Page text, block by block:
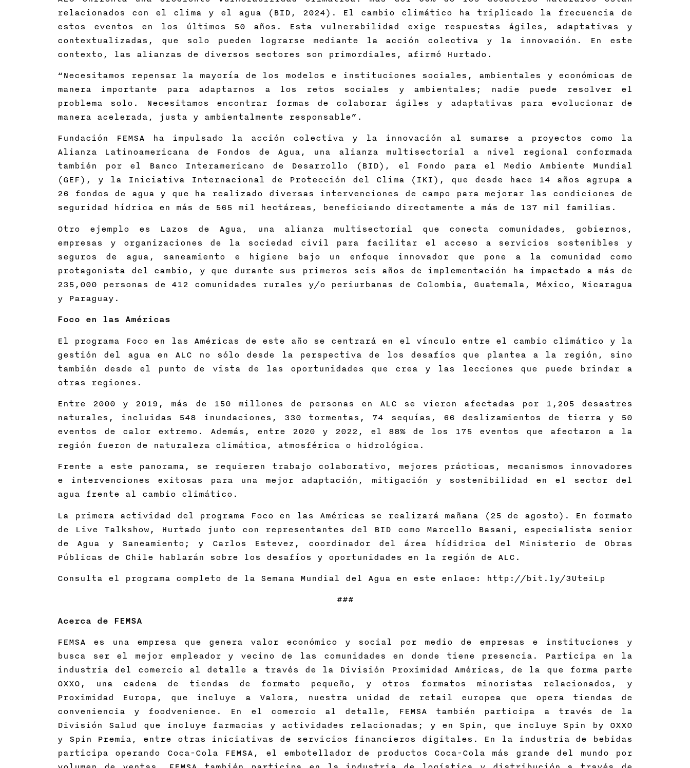
relacionados con el clima y el agua (BID, 2024). El cambio climático ha triplicado la frecuencia de
estos eventos en los últimos 50 años. Esta vulnerabilidad exige respuestas ágiles, adaptativas y
contextualizadas, que solo pueden lograrse mediante la acción colectiva y la innovación. En este
contexto, las alianzas de diversos sectores son primordiales, afirmó Hurtado.
“Necesitamos repensar la mayoría de los modelos e instituciones sociales, ambientales y económicas de
manera importante para adaptarnos a los retos sociales y ambientales; nadie puede resolver el
problema solo. Necesitamos encontrar formas de colaborar ágiles y adaptativas para evolucionar de
manera acelerada, justa y ambientalmente responsable”.
Fundación FEMSA ha impulsado la acción colectiva y la innovación al sumarse a proyectos como la
Alianza Latinoamericana de Fondos de Agua, una alianza multisectorial a nivel regional conformada
también por el Banco Interamericano de Desarrollo (BID), el Fondo para el Medio Ambiente Mundial
(GEF), y la Iniciativa Internacional de Protección del Clima (IKI), que desde hace 14 años agrupa a
26 fondos de agua y que ha realizado diversas intervenciones de campo para mejorar las condiciones de
seguridad hídrica en más de 565 mil hectáreas, beneficiando directamente a más de 137 mil familias.
Otro ejemplo es Lazos de Agua, una alianza multisectorial que conecta comunidades, gobiernos,
empresas y organizaciones de la sociedad civil para facilitar el acceso a servicios sostenibles y
seguros de agua, saneamiento e higiene bajo un enfoque innovador que pone a la comunidad como
protagonista del cambio, y que durante sus primeros seis años de implementación ha impactado a más de
235,000 personas de 412 comunidades rurales y/o periurbanas de Colombia, Guatemala, México, Nicaragua
y Paraguay.
Foco en las Américas
El programa Foco en las Américas de este año se centrará en el vínculo entre el cambio climático y la
gestión del agua en ALC no sólo desde la perspectiva de los desafíos que plantea a la región, sino
también desde el punto de vista de las oportunidades que crea y las lecciones que puede brindar a
otras regiones.
Entre 2000 y 2019, más de 150 millones de personas en ALC se vieron afectadas por 1,205 desastres
naturales, incluidas 548 inundaciones, 330 tormentas, 74 sequías, 66 deslizamientos de tierra y 50
eventos de calor extremo. Además, entre 2020 y 2022, el 88% de los 175 eventos que afectaron a la
región fueron de naturaleza climática, atmosférica o hidrológica.
Frente a este panorama, se requieren trabajo colaborativo, mejores prácticas, mecanismos innovadores
e intervenciones exitosas para una mejor adaptación, mitigación y sostenibilidad en el sector del
agua frente al cambio climático.
La primera actividad del programa Foco en las Américas se realizará mañana (25 de agosto). En formato
de Live Talkshow, Hurtado junto con representantes del BID como Marcello Basani, especialista senior
de Agua y Saneamiento; y Carlos Estevez, coordinador del área hídidrica del Ministerio de Obras
Públicas de Chile hablarán sobre los desafíos y oportunidades en la región de ALC.
Consulta el programa completo de la Semana Mundial del Agua en este enlace: http://bit.ly/3UteiLp
###
Acerca de FEMSA
FEMSA es una empresa que genera valor económico y social por medio de empresas e instituciones y
busca ser el mejor empleador y vecino de las comunidades en donde tiene presencia. Participa en la
industria del comercio al detalle a través de la División Proximidad Américas, de la que forma parte
OXXO, una cadena de tiendas de formato pequeño, y otros formatos minoristas relacionados, y
Proximidad Europa, que incluye a Valora, nuestra unidad de retail europea que opera tiendas de
conveniencia y foodvenience. En el comercio al detalle, FEMSA también participa a través de la
División Salud que incluye farmacias y actividades relacionadas; y en Spin, que incluye Spin by OXXO
y Spin Premia, entre otras iniciativas de servicios financieros digitales. En la industria de bebidas
participa operando Coca-Cola FEMSA, el embotellador de productos Coca-Cola más grande del mundo por